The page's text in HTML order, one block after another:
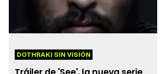
DOTHRAKI SIN VISIÓN